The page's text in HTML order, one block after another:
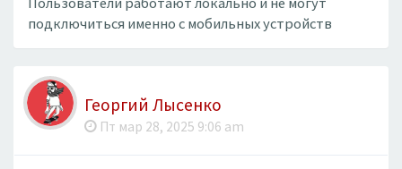
подключиться именно с мобильных устройств
Георгий Лысенко
Пт мар 28, 2025 9:06 am